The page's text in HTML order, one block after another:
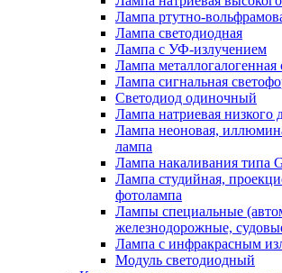
Лампа ртутно-
Лампа светодиодная
Лампа с УФ-излучением
Лампа металлогалогенная
Лампа сигнальная
Светодиод одиночный
Лампа натриевая низкого
Лампа неоновая,
лампа
Лампа накаливания типа
Лампа студийная,
фотолампа
Лампы специальные
железнодорожные,
Лампа с инфракрасным
Модуль светодиодный